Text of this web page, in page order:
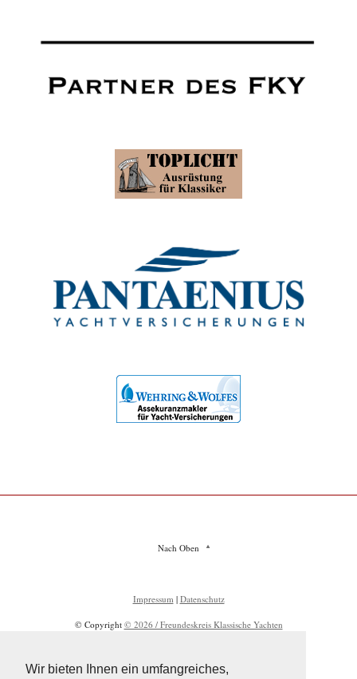
Wir bieten Ihnen ein umfangreiches,
Nach Oben
Impressum | Datenschutz
© Copyright © 2026 / Freundeskreis Klassische Yachten